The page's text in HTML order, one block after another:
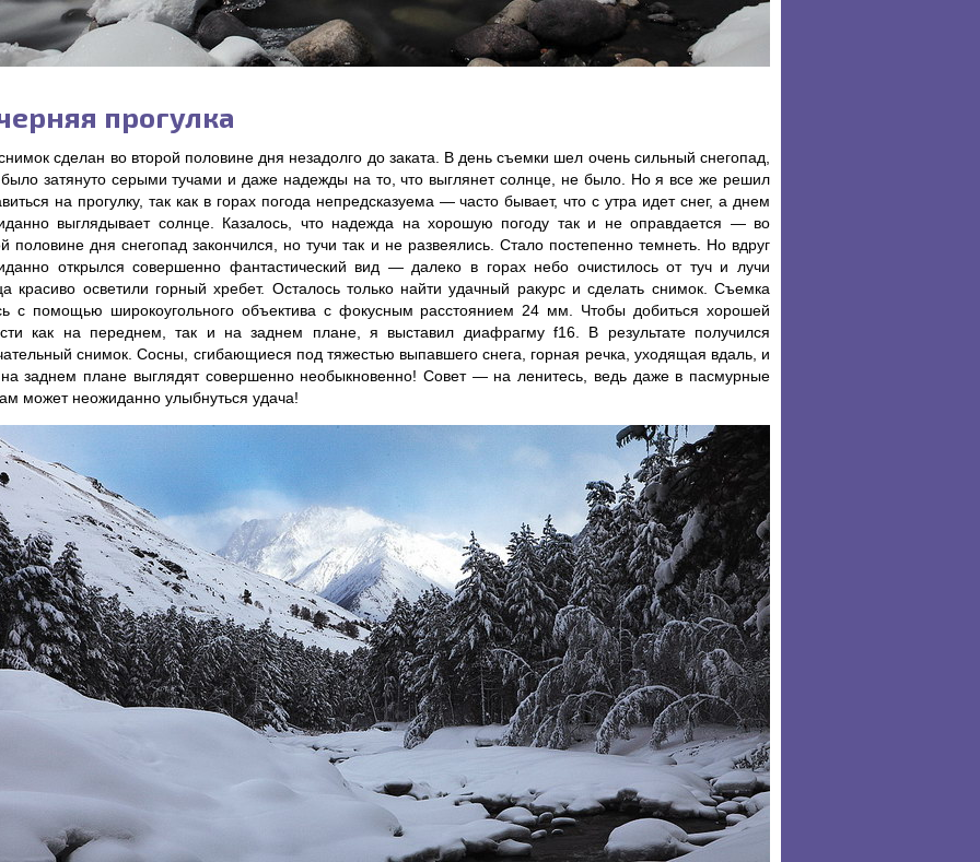
прогулка
сделан во второй половине дня незадолго до заката. В день съемки шел очень сильный снегопад,
затянуто серыми тучами и даже надежды на то, что выглянет солнце, не было. Но я все же решил
на прогулку, так как в горах погода непредсказуема — часто бывает, что с утра идет снег, а днем
выглядывает солнце. Казалось, что надежда на хорошую погоду так и не оправдается — во
половине дня снегопад закончился, но тучи так и не развеялись. Стало постепенно темнеть. Но вдруг
открылся совершенно фантастический вид — далеко в горах небо очистилось от туч и лучи
красиво осветили горный хребет. Осталось только найти удачный ракурс и сделать снимок. Съемка
с помощью широкоугольного объектива с фокусным расстоянием 24 мм. Чтобы добиться хорошей
как на переднем, так и на заднем плане, я выставил диафрагму f16. В результате получился
снимок. Сосны, сгибающиеся под тяжестью выпавшего снега, горная речка, уходящая вдаль, и
заднем плане выглядят совершенно необыкновенно! Совет — на ленитесь, ведь даже в пасмурные
может неожиданно улыбнуться удача!